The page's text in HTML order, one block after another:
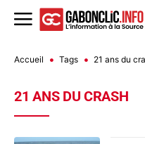
Accueil Tags 21 ans du
21 ANS DU CRASH